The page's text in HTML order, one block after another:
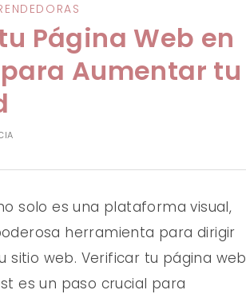
Página Web en
Aumentar tu
solo es una plataforma visual,
herramienta para dirigir
sitio web. Verificar tu página web
es un paso crucial para